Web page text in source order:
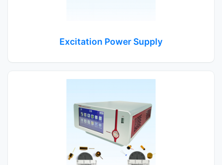
Excitation Power Supply